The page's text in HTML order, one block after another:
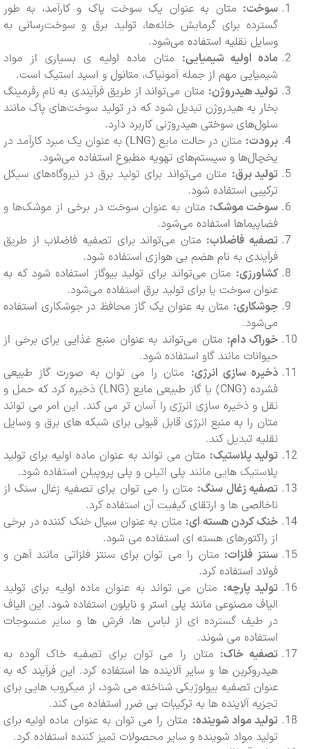
سوخت:متان به عنوان یک سوخت پاک و کارآمد، به طور
گسترده برای گرمایش خانه‌ها، تولید برق و سوخت‌رسانی به
وسایل نقلیه استفاده می‌شود.
ماده اولیه شیمیایی:متان ماده اولیه ی بسیاری از مواد
شیمیایی مهم از جمله آمونیاک، متانول و اسید استیک است.
تولید هیدروژن:متان می‌تواند از طریق فرآیندی به نام رفرمینگ
بخار به هیدروژن تبدیل شود که در تولید سوخت‌های پاک مانند
سلول‌های سوختی هیدروژنی کاربرد دارد.
برودت:
متان در حالت مایع (LNG) به عنوان یک مبرد کارآمد در
یخچال‌ها و سیستم‌های تهویه مطبوع استفاده می‌شود.
تولید برق:متان می‌تواند برای تولید برق در نیروگاه‌های سیکل
ترکیبی استفاده شود.
سوخت موشک:متان به عنوان سوخت در برخی از موشک‌ها و
فضاپیماها استفاده می‌شود.
تصفیه فاضلاب:متان می‌تواند برای تصفیه فاضلاب از طریق
فرآیندی به نام هضم بی هوازی استفاده شود.
کشاورزی:متان می‌تواند برای تولید بیوگاز استفاده شود که به
عنوان سوخت یا برای تولید برق استفاده می‌شود.
جوشکاری:متان به عنوان یک گاز محافظ در جوشکاری استفاده
می‌شود.
خوراک دام:متان می‌تواند به عنوان منبع غذایی برای برخی از
حیوانات مانند گاو استفاده شود.
ذخیره سازی انرژی:متان را می توان به صورت گاز طبیعی
فشرده (CNG) یا گاز طبیعی مایع (LNG) ذخیره کرد که حمل و
نقل و ذخیره سازی انرژی را آسان تر می کند. این امر می تواند
متان را به منبع انرژی قابل قبولی برای شبکه های برق و وسایل
نقلیه تبدیل کند.
تولید پلاستیک:متان می تواند به عنوان ماده اولیه برای تولید
پلاستیک هایی مانند پلی اتیلن و پلی پروپیلن استفاده شود.
تصفیه زغال سنگ:متان را می توان برای تصفیه زغال سنگ از
ناخالصی ها و ارتقای کیفیت آن استفاده کرد.
خنک کردن هسته ای:متان به عنوان سیال خنک کننده در برخی
از راکتورهای هسته ای استفاده می شود.
سنتز فلزات:متان را می توان برای سنتز فلزاتی مانند آهن و
فولاد استفاده کرد.
تولید پارچه:متان می تواند به عنوان ماده اولیه برای تولید
الیاف مصنوعی مانند پلی استر و نایلون استفاده شود. این الیاف
در طیف گسترده ای از لباس ها، فرش ها و سایر منسوجات
استفاده می شوند.
تصفیه خاک: متان را می توان برای تصفیه خاک آلوده به
هیدروکربن ها و سایر آلاینده ها استفاده کرد. این فرآیند که به
عنوان تصفیه بیولوژیکی شناخته می شود، از میکروب هایی برای
تجزیه آلاینده ها به ترکیبات بی ضرر استفاده می کند.
تولید مواد شوینده:متان را می توان به عنوان ماده اولیه برای
تولید مواد شوینده و سایر محصولات تمیز کننده استفاده کرد.